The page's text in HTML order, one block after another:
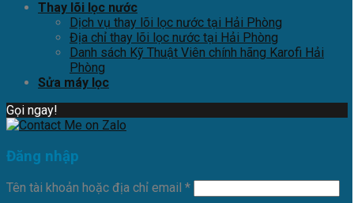
Thay lõi lọc nước
Dịch vụ thay lõi lọc nước tại Hải Phòng
Địa chỉ thay lõi lọc nước tại Hải Phòng
Danh sách Kỹ Thuật Viên chính hãng Karofi Hải
Phòng
Sửa máy lọc
Gọi ngay!
Đăng nhập
Tên tài khoản hoặc địa chỉ email *